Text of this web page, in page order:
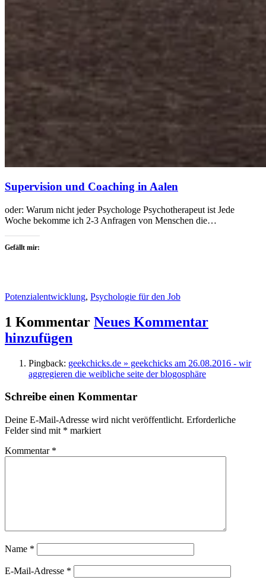
Supervision und Coaching in Aalen
oder: Warum nicht jeder Psychologe Psychotherapeut ist Jede
Woche bekomme ich 2-3 Anfragen von Menschen die…
Gefällt mir:
Potenzialentwicklung, Psychologie für den Job
1 Kommentar Neues Kommentar
hinzufügen
Pingback: geekchicks.de » geekchicks am 26.08.2016 - wir
aggregieren die weibliche seite der blogosphäre
Schreibe einen Kommentar
Deine E-Mail-Adresse wird nicht veröffentlicht. Erforderliche
Felder sind mit * markiert
Kommentar *
Name *
E-Mail-Adresse *